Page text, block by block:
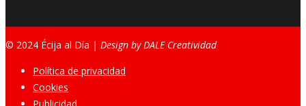
© 2024 Écija al Día | Design by DALE Creatividad
Política de privacidad
Cookies